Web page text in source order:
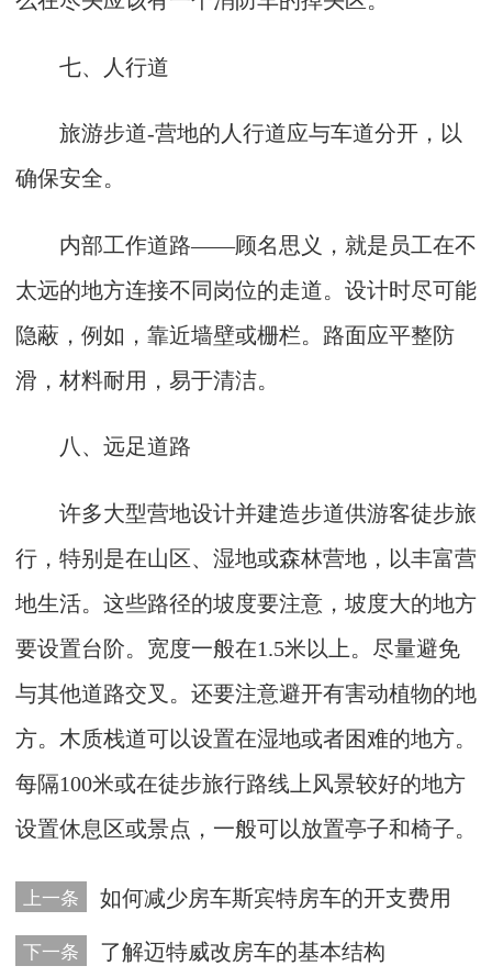
七、人行道
旅游步道-营地的人行道应与车道分开，以
确保安全。
内部工作道路——顾名思义，就是员工在不
太远的地方连接不同岗位的走道。设计时尽可能
隐蔽，例如，靠近墙壁或栅栏。路面应平整防
滑，材料耐用，易于清洁。
八、远足道路
许多大型营地设计并建造步道供游客徒步旅
行，特别是在山区、湿地或森林营地，以丰富营
地生活。这些路径的坡度要注意，坡度大的地方
要设置台阶。宽度一般在1.5米以上。尽量避免
与其他道路交叉。还要注意避开有害动植物的地
方。木质栈道可以设置在湿地或者困难的地方。
每隔100米或在徒步旅行路线上风景较好的地方
设置休息区或景点，一般可以放置亭子和椅子。
上一条 如何减少房车斯宾特房车的开支费用
下一条 了解迈特威改房车的基本结构